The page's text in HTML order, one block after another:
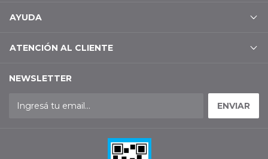
AYUDA
ATENCIÓN AL CLIENTE
NEWSLETTER